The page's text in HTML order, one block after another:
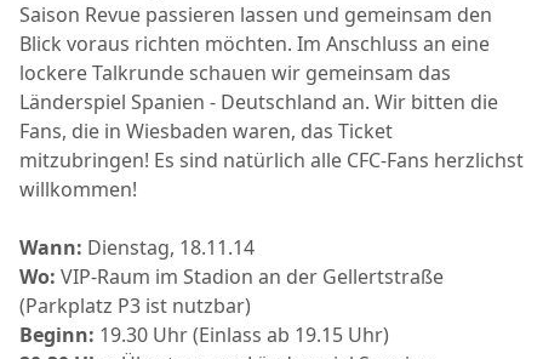
Saison Revue passieren lassen und gemeinsam den
Blick voraus richten möchten. Im Anschluss an eine
lockere Talkrunde schauen wir gemeinsam das
Länderspiel Spanien - Deutschland an. Wir bitten die
Fans, die in Wiesbaden waren, das Ticket
mitzubringen! Es sind natürlich alle CFC-Fans herzlichst
willkommen!
Wann: Dienstag, 18.11.14
Wo: VIP-Raum im Stadion an der Gellertstraße
(Parkplatz P3 ist nutzbar)
Beginn: 19.30 Uhr (Einlass ab 19.15 Uhr)